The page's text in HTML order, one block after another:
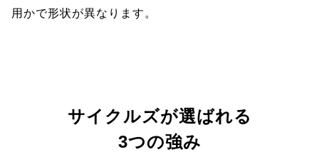
用かで形状が異なります。
サイクルズが選ばれる
3つの強み